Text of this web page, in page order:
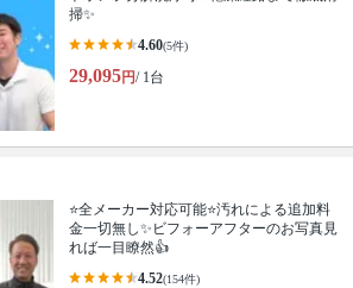
掃✨
4.60(5件)
29,095円/ 1台
⭐全メーカー対応可能⭐汚れによる追加料
金一切無し✨ビフォーアフターのお写真見
れば一目瞭然👍
4.52(154件)